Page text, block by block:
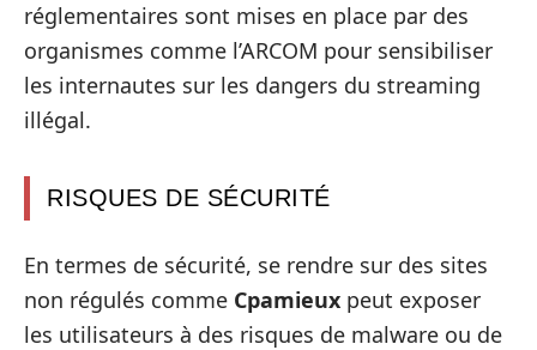
réglementaires sont mises en place par des
organismes comme l’ARCOM pour sensibiliser
les internautes sur les dangers du streaming
illégal.
RISQUES DE SÉCURITÉ
En termes de sécurité, se rendre sur des sites
non régulés comme Cpamieux peut exposer
les utilisateurs à des risques de malware ou de